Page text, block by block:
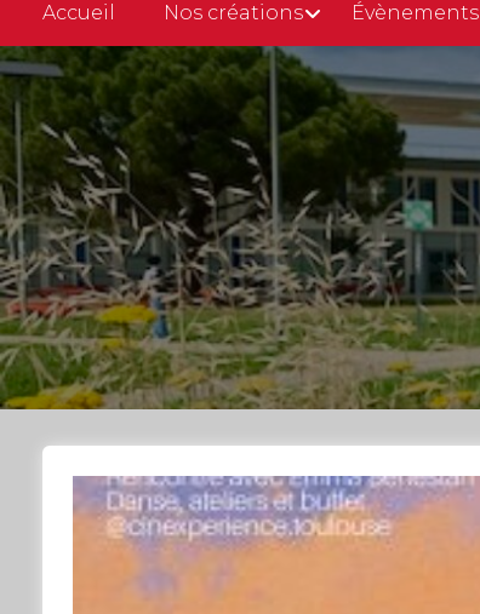
Accueil Nos créations Évènements